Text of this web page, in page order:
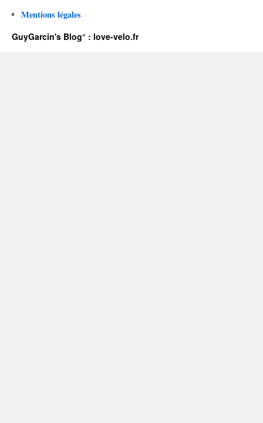
Mentions légales
GuyGarcin's Blog° : love-velo.fr